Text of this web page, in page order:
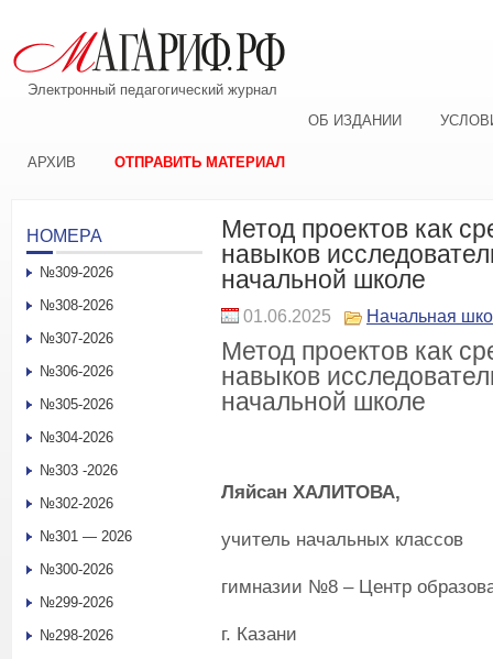
Электронный педагогический журнал
ОБ ИЗДАНИИ
АРХИВ ОТПРАВИТЬ МАТЕРИАЛ
Метод проектов как
навыков
начальной школе
01.06.2025 Начальная
Метод проектов как
навыков
начальной школе
Ляйсан ХАЛИТОВА,
учитель начальных классов
гимназии №8 – Центр
г. Казани
НОМЕРА
№309-2026
№308-2026
№307-2026
№306-2026
№305-2026
№304-2026
№303 -2026
№302-2026
№301 — 2026
№300-2026
№299-2026
№298-2026